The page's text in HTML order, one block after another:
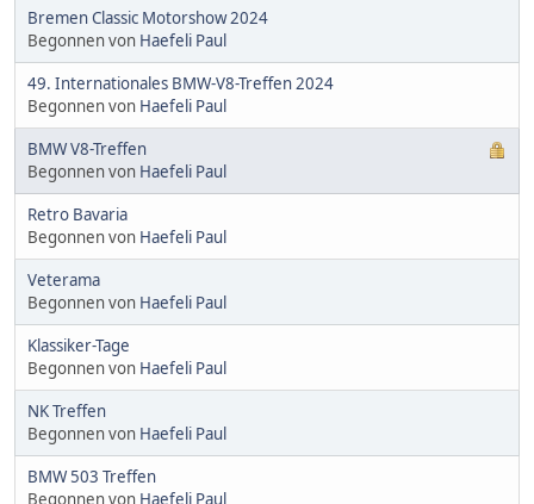
Bremen Classic Motorshow 2024
Begonnen von Haefeli Paul
49. Internationales BMW-V8-Treffen 2024
Begonnen von Haefeli Paul
BMW V8-Treffen
Begonnen von Haefeli Paul
Retro Bavaria
Begonnen von Haefeli Paul
Veterama
Begonnen von Haefeli Paul
Klassiker-Tage
Begonnen von Haefeli Paul
NK Treffen
Begonnen von Haefeli Paul
BMW 503 Treffen
Begonnen von Haefeli Paul